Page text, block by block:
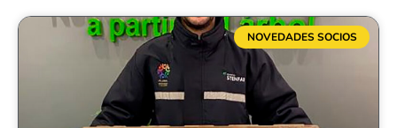
NOVEDADES SOCIOS